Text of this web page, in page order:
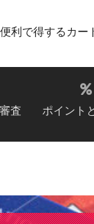
利で得するカー
査 ポイント